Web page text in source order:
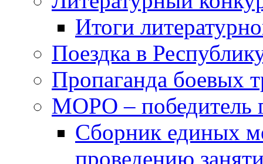
Итоги
Поездка в
Пропаганда боевых
МОРО – победитель
Сборник единых
проведению